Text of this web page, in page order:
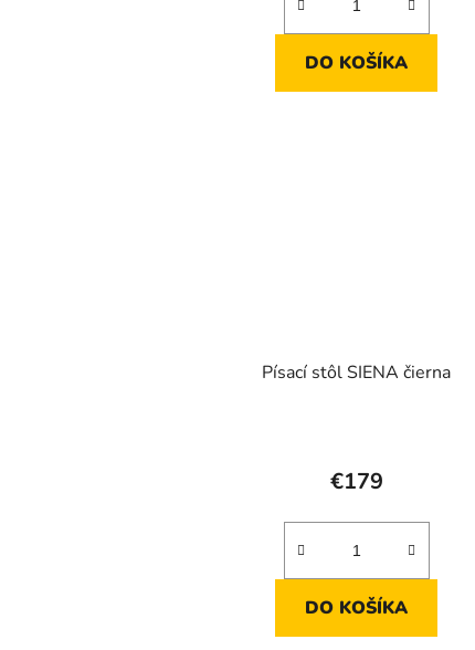
z
hviezdičiek.
DO KOŠÍKA
Písací stôl SIENA čierna
€179
DO KOŠÍKA